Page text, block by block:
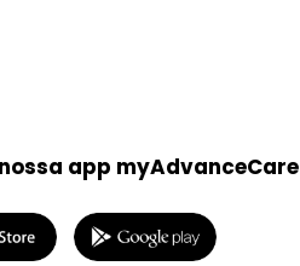
app myAdvanceCare